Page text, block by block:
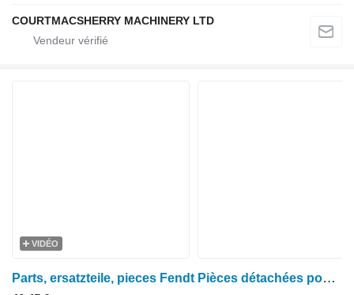
COURTMACSHERRY MACHINERY LTD
VIDÉO
Parts, ersatzteile, pieces Fendt Pièces détachées pour 716 Vario, 714 et 718 pour tracteur à roues Fendt Vario 714 716 718